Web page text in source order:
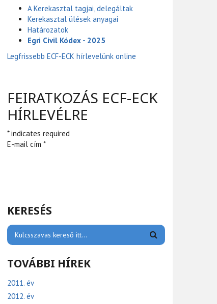
A Kerekasztal tagjai, delegáltak
Kerekasztal ülések anyagai
Határozatok
Egri Civil Kódex - 2025
Legfrissebb ECF-ECK hírlevelünk online
FEIRATKOZÁS ECF-ECK
HÍRLEVÉLRE
* indicates required
E-mail cím *
KERESÉS
TOVÁBBI HÍREK
2011. év
2012. év